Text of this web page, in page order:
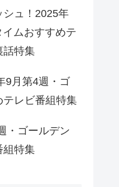
シュ！2025年
ムおすすめテ
話特集
9月第4週・ゴ
テレビ番組特集
・ゴールデン
組特集